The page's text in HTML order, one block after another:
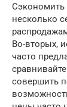
Сэкономить
несколько
Во-вторых,
часто
совершить